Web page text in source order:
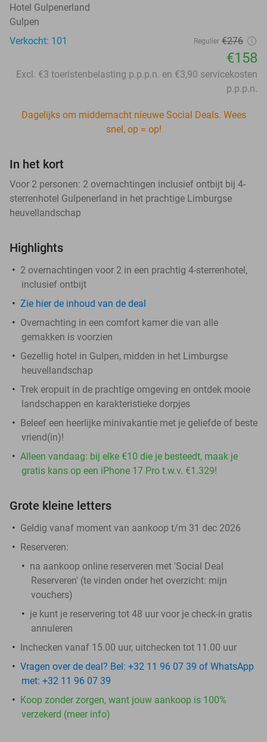
Hotel Gulpenerland
Gulpen
Verkocht: 101
Regulier €276
€158
Excl. €3 toeristenbelasting p.p.p.n. en €3,90 servicekosten
p.p.p.n.
Dagelijks om middernacht nieuwe Social Deals. Wees
snel, op = op!
In het kort
Voor 2 personen: 2 overnachtingen inclusief ontbijt bij 4-
sterrenhotel Gulpenerland in het prachtige Limburgse
heuvellandschap
Highlights
2 overnachtingen voor 2 in een prachtig 4-sterrenhotel,
inclusief ontbijt
Zie hier de inhoud van de deal
Overnachting in een comfort kamer die van alle
gemakken is voorzien
Gezellig hotel in Gulpen, midden in het Limburgse
heuvellandschap
Trek eropuit in de prachtige omgeving en ontdek mooie
landschappen en karakteristieke dorpjes
Beleef een heerlijke minivakantie met je geliefde of beste
vriend(in)!
Alleen vandaag: bij elke €10 die je besteedt, maak je
gratis kans op een iPhone 17 Pro t.w.v. €1.329!
Grote kleine letters
Geldig vanaf moment van aankoop t/m 31 dec 2026
Reserveren:
na aankoop online reserveren met 'Social Deal
Reserveren' (te vinden onder het overzicht: mijn
vouchers)
je kunt je reservering tot 48 uur voor je check-in gratis
annuleren
Inchecken vanaf 15.00 uur, uitchecken tot 11.00 uur
Vragen over de deal? Bel: +32 11 96 07 39 of WhatsApp
met: +32 11 96 07 39
Koop zonder zorgen, want jouw aankoop is 100%
verzekerd (meer info)